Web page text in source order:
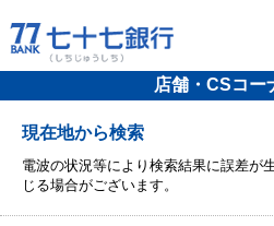
店舗・CSコー
現在地から検索
電波の状況等により検索結果に誤差が
じる場合がございます。